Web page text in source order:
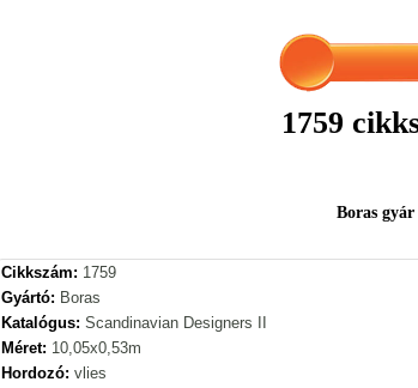
1759
Boras
Cikkszám: 1759
Gyártó: Boras
Katalógus: Scandinavian Designers II
Méret: 10,05x0,53m
Hordozó: vlies